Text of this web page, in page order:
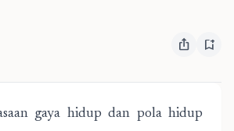
ios_share bookmark_add
gaya hidup dan pola hidup